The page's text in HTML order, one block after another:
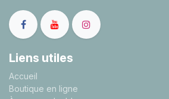
Liens utiles
Accueil
Boutique en ligne